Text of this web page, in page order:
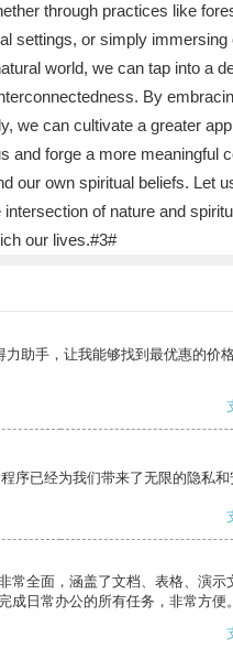
through practices like
settings, or simply immersing
world, we can tap into a
By
we can cultivate a greater
and forge a more meaningful
our own spiritual beliefs. Let
of nature and
our lives.#3#
力助手，让我能够找到最优惠的价
序已经为我们带来了无限的隐私和
常全面，涵盖了文档、表格、演示
成日常办公的所有任务，非常方便。